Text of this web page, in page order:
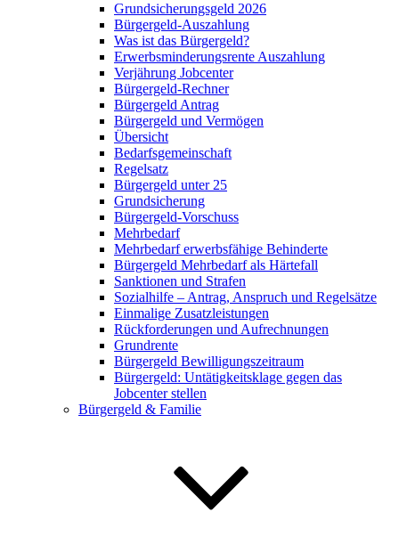
Grundsicherungsgeld 2026
Bürgergeld-Auszahlung
Was ist das Bürgergeld?
Erwerbsminderungsrente Auszahlung
Verjährung Jobcenter
Bürgergeld-Rechner
Bürgergeld Antrag
Bürgergeld und Vermögen
Übersicht
Bedarfsgemeinschaft
Regelsatz
Bürgergeld unter 25
Grundsicherung
Bürgergeld-Vorschuss
Mehrbedarf
Mehrbedarf erwerbsfähige Behinderte
Bürgergeld Mehrbedarf als Härtefall
Sanktionen und Strafen
Sozialhilfe – Antrag, Anspruch und Regelsätze
Einmalige Zusatzleistungen
Rückforderungen und Aufrechnungen
Grundrente
Bürgergeld Bewilligungszeitraum
Bürgergeld: Untätigkeitsklage gegen das
Jobcenter stellen
Bürgergeld & Familie